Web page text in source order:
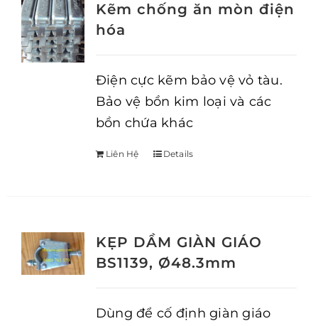
Kẽm chống ăn mòn điện
hóa
Điện cực kẽm bảo vệ vỏ tàu.
Bảo vệ bồn kim loại và các
bồn chứa khác
Liên Hệ Details
KẸP DẦM GIÀN GIÁO
BS1139, Ø48.3mm
Dùng để cố định giàn giáo